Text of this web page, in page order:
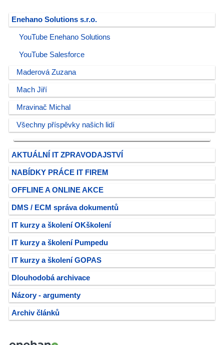
Enehano Solutions s.r.o.
YouTube Enehano Solutions
YouTube Salesforce
Maderová Zuzana
Mach Jiří
Mravinač Michal
Všechny příspěvky našich lidí
AKTUÁLNÍ IT ZPRAVODAJSTVÍ
NABÍDKY PRÁCE IT FIREM
OFFLINE A ONLINE AKCE
DMS / ECM správa dokumentů
IT kurzy a školení OKškolení
IT kurzy a školení Pumpedu
IT kurzy a školení GOPAS
Dlouhodobá archivace
Názory - argumenty
Archiv článků